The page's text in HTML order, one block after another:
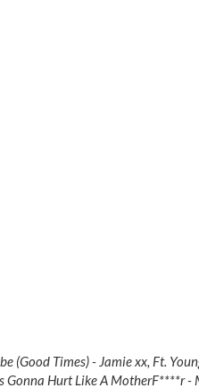
(Good Times) - Jamie xx, Ft.
Gonna Hurt Like A MotherF****r